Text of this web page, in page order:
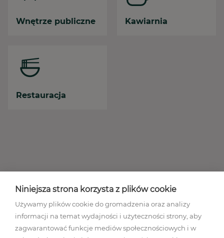
Wnętrze publiczne Kawiarnia
Restauracja
Niniejsza strona korzysta z plików cookie
Używamy plików cookie do gromadzenia oraz analizy
informacji na temat wydajności i użyteczności strony, aby
zagwarantować funkcje mediów społecznościowych i w